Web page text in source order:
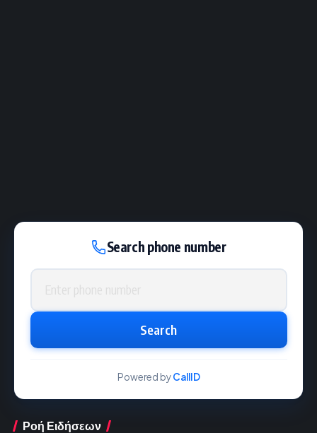
Search phone number
Phone number
Search
Powered byCallID
Ροή Ειδήσεων